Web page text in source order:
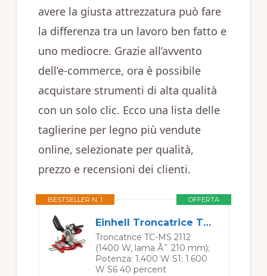
avere la giusta attrezzatura può fare
la differenza tra un lavoro ben fatto e
uno mediocre. Grazie all’avvento
dell’e-commerce, ora è possibile
acquistare strumenti di alta qualità
con un solo clic. Ecco una lista delle
taglierine per legno più vendute
online, selezionate per qualità,
prezzo e recensioni dei clienti.
OFFERTA
BESTSELLER N. 1
Einhell Troncatrice TC-MS 2112
Troncatrice TC-MS 2112
(1400 W, lama Ã˜ 210 mm);
Potenza: 1.400 W S1; 1.600
W S6 40 percent